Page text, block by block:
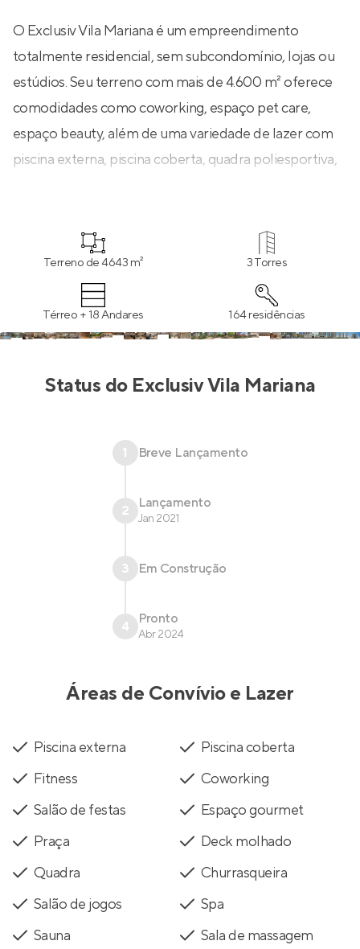
O Exclusiv Vila Mariana é um empreendimento
totalmente residencial, sem subcondomínio, lojas ou
estúdios. Seu terreno com mais de 4.600 m² oferece
comodidades como coworking, espaço pet care,
espaço beauty, além de uma variedade de lazer com
piscina externa, piscina coberta, quadra poliesportiva,
destaques, garantindo uma atmosfera de tranquilidade
para você relaxar!
Terreno de 4643 m² 3 Torres
Térreo + 18 Andares 164 residências
Status do Exclusiv Vila Mariana
1 Breve Lançamento
2 Lançamento
Jan 2021
3 Em Construção
4 Pronto
Abr 2024
Áreas de Convívio e Lazer
Piscina externa
Piscina coberta
Fitness
Coworking
Salão de festas
Espaço gourmet
Praça
Deck molhado
Quadra
Churrasqueira
Salão de jogos
Spa
Sauna
Sala de massagem